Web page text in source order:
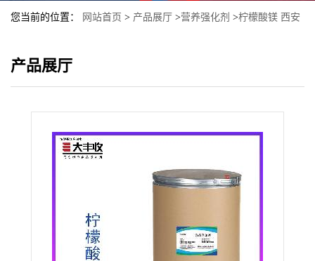
您当前的位置： 网站首页 > 产品展厅 >营养强化剂 >柠檬酸镁 西安
产品展厅